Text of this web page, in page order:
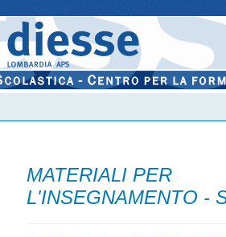
MATERIALI PER
L'INSEGNAMENTO -